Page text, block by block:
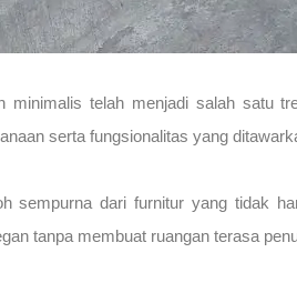
minimalis telah menjadi salah satu
serta fungsionalitas yang
sempurna dari furnitur yang tidak
tanpa membuat ruangan terasa